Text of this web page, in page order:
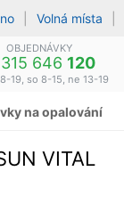
Volná místa
OBJEDNÁVKY
646 120
19, so 8-15, ne 13-19
na opalování
VITAL